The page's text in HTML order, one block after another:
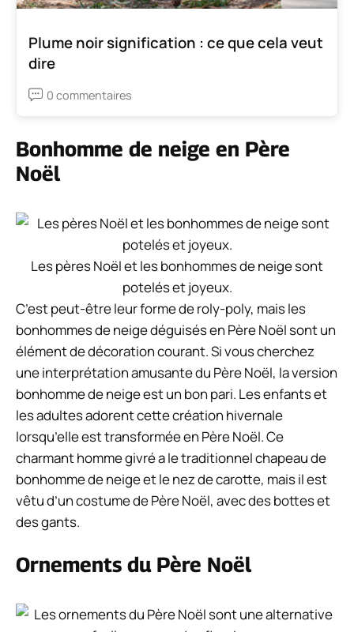
Plume noir signification : ce que cela veut
dire
0 commentaires
Bonhomme de neige en Père
Noël
Les pères Noël et les bonhommes de neige sont
potelés et joyeux.
C’est peut-être leur forme de roly-poly, mais les
bonhommes de neige déguisés en Père Noël sont un
élément de décoration courant. Si vous cherchez
une interprétation amusante du Père Noël, la version
bonhomme de neige est un bon pari. Les enfants et
les adultes adorent cette création hivernale
lorsqu’elle est transformée en Père Noël. Ce
charmant homme givré a le traditionnel chapeau de
bonhomme de neige et le nez de carotte, mais il est
vêtu d’un costume de Père Noël, avec des bottes et
des gants.
Ornements du Père Noël